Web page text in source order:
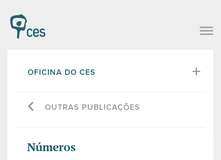
OFICINA DO CES
OUTRAS PUBLICAÇÕES
Números